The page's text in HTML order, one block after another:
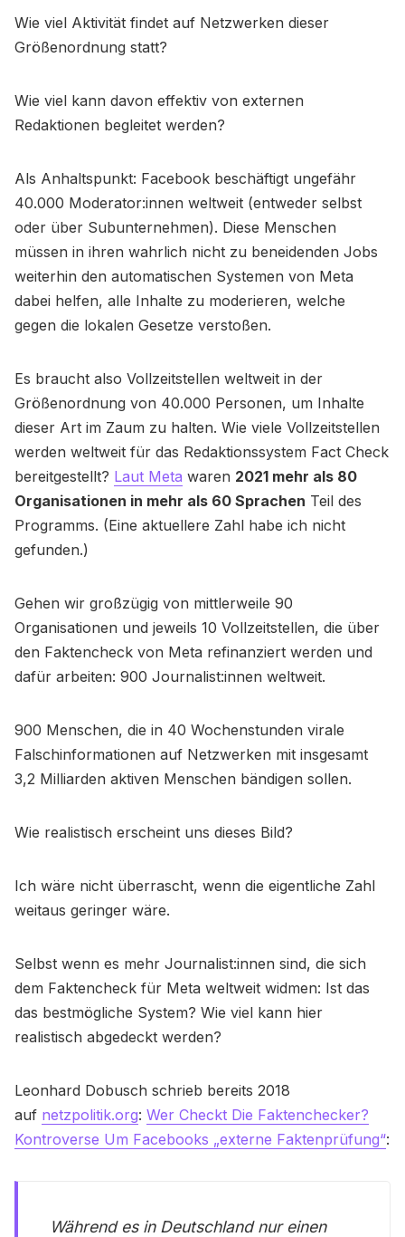
Wie viel Aktivität findet auf Netzwerken dieser
Größenordnung statt?
Wie viel kann davon effektiv von externen
Redaktionen begleitet werden?
Als Anhaltspunkt: Facebook beschäftigt ungefähr
40.000 Moderator:innen weltweit (entweder selbst
oder über Subunternehmen). Diese Menschen
müssen in ihren wahrlich nicht zu beneidenden Jobs
weiterhin den automatischen Systemen von Meta
dabei helfen, alle Inhalte zu moderieren, welche
gegen die lokalen Gesetze verstoßen.
Es braucht also Vollzeitstellen weltweit in der
Größenordnung von 40.000 Personen, um Inhalte
dieser Art im Zaum zu halten. Wie viele Vollzeitstellen
werden weltweit für das Redaktionssystem Fact Check
bereitgestellt? Laut Meta waren 2021 mehr als 80
Organisationen in mehr als 60 Sprachen Teil des
Programms. (Eine aktuellere Zahl habe ich nicht
gefunden.)
Gehen wir großzügig von mittlerweile 90
Organisationen und jeweils 10 Vollzeitstellen, die über
den Faktencheck von Meta refinanziert werden und
dafür arbeiten: 900 Journalist:innen weltweit.
900 Menschen, die in 40 Wochenstunden virale
Falschinformationen auf Netzwerken mit insgesamt
3,2 Milliarden aktiven Menschen bändigen sollen.
Wie realistisch erscheint uns dieses Bild?
Ich wäre nicht überrascht, wenn die eigentliche Zahl
weitaus geringer wäre.
Selbst wenn es mehr Journalist:innen sind, die sich
dem Faktencheck für Meta weltweit widmen: Ist das
das bestmögliche System? Wie viel kann hier
realistisch abgedeckt werden?
Leonhard Dobusch schrieb bereits 2018
auf netzpolitik.org: Wer Checkt Die Faktenchecker?
Kontroverse Um Facebooks „externe Faktenprüfung“:
Während es in Deutschland nur einen